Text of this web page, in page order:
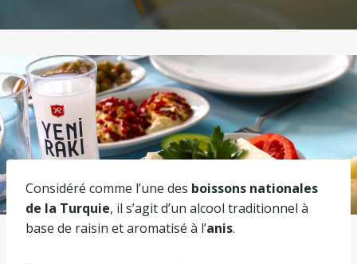
Considéré comme l’une des boissons nationales
de la Turquie, il s’agit d’un alcool traditionnel à
base de raisin et aromatisé à l’anis.